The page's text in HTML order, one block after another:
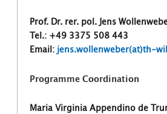
Prof. Dr. rer. pol. Jens
Tel.: +49 3375 508 443
Email: jens.wollenweber(at)th-
Programme Coordination
Maria Virginia Appendino de